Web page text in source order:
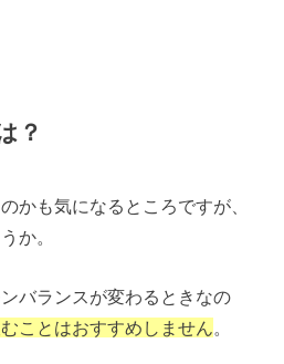
？
かも気になるところですが、
か。
バランスが変わるときなの
ことはおすすめしません。